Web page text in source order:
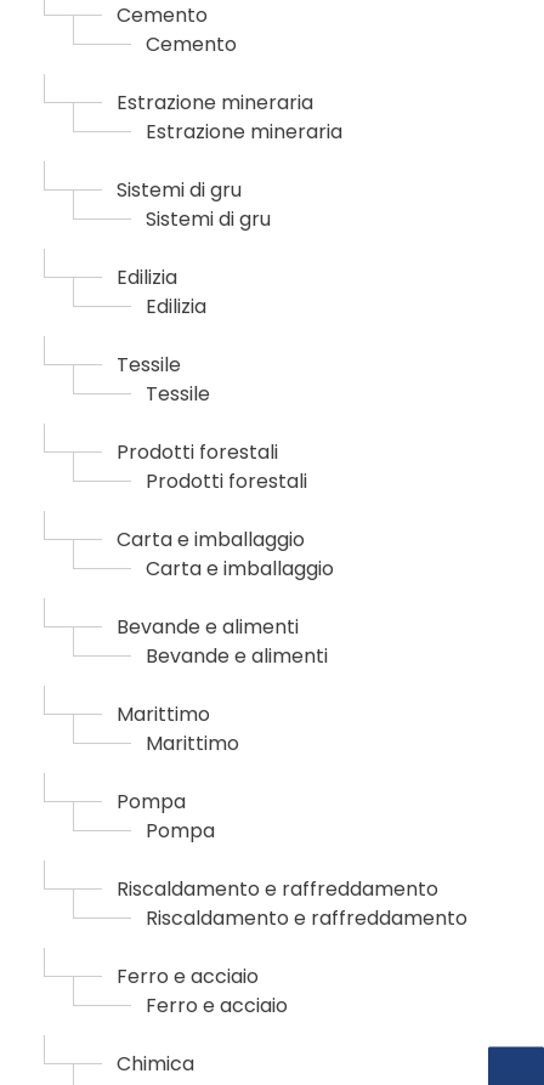
Cemento
Cemento
Estrazione mineraria
Estrazione mineraria
Sistemi di gru
Sistemi di gru
Edilizia
Edilizia
Tessile
Tessile
Prodotti forestali
Prodotti forestali
Carta e imballaggio
Carta e imballaggio
Bevande e alimenti
Bevande e alimenti
Marittimo
Marittimo
Pompa
Pompa
Riscaldamento e raffreddamento
Riscaldamento e raffreddamento
Ferro e acciaio
Ferro e acciaio
Chimica